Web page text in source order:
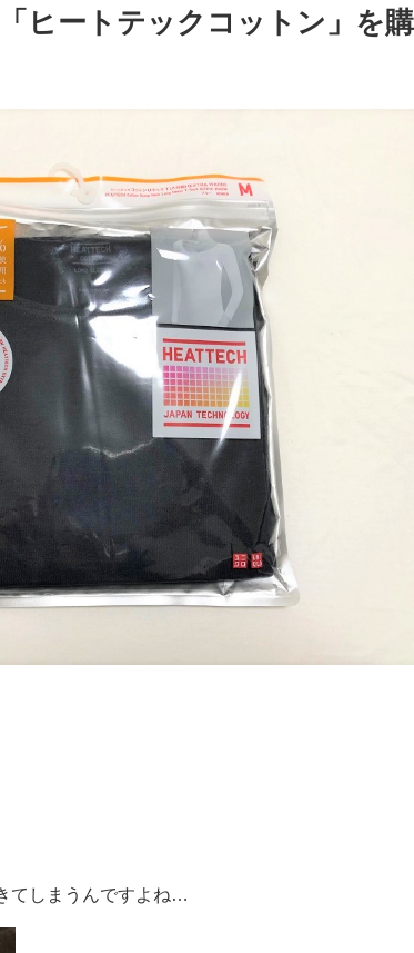
ヒートテックコットン」を購
てしまうんですよね…